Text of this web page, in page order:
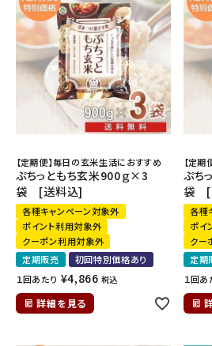
お試しセットから探す
定期便から探す
出雲のおもてなしシリーズから探す
まごころお赤飯・その他から探す
コンテンツ
お知らせ
読み物
【定期便】毎日の玄米生活におすすめ
ぷちっともち玄米900ｇ×3
袋 [送料込]
各種キャンペーン対象外
ポイント利用対象外
クーポン利用対象外
定期販売
初回特別価格あり
１回あたり ¥4,866 税込
詳細を見る
【定
ぷち
袋 [
各種
ポイ
クー
定期
１回あ